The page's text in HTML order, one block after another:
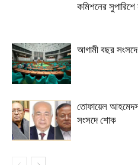
কমিশনের সুপারিশে
আগামী বছর
তোফায়েল
সংসদে শোক